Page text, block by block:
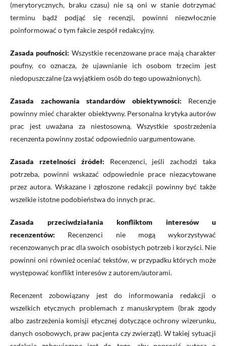
(merytorycznych, braku czasu) nie są oni w stanie dotrzymać
terminu bądź podjąć się recenzji, powinni niezwłocznie
poinformować o tym fakcie zespół redakcyjny.
Zasada poufności: Wszystkie recenzowane prace mają charakter
poufny, co oznacza, że ujawnianie ich osobom trzecim jest
niedopuszczalne (za wyjątkiem osób do tego upoważnionych).
Zasada zachowania standardów obiektywności: Recenzje
powinny mieć charakter obiektywny. Personalna krytyka autorów
prac jest uważana za niestosowną. Wszystkie spostrzeżenia
recenzenta powinny zostać odpowiednio uargumentowane.
Zasada rzetelności źródeł: Recenzenci, jeśli zachodzi taka
potrzeba, powinni wskazać odpowiednie prace niezacytowane
przez autora. Wskazane i zgłoszone redakcji powinny być także
wszelkie istotne podobieństwa do innych prac.
Zasada przeciwdziałania konfliktom interesów u
recenzentów: Recenzenci nie mogą wykorzystywać
recenzowanych prac dla swoich osobistych potrzeb i korzyści. Nie
powinni oni również oceniać tekstów, w przypadku których może
występować konflikt interesów z autorem/autorami.
Recenzent zobowiązany jest do informowania redakcji o
wszelkich etycznych problemach z manuskryptem (brak zgody
albo zastrzeżenia komisji etycznej dotyczące ochrony wizerunku,
danych osobowych, praw pacjenta czy zwierząt). W takiej sytuacji